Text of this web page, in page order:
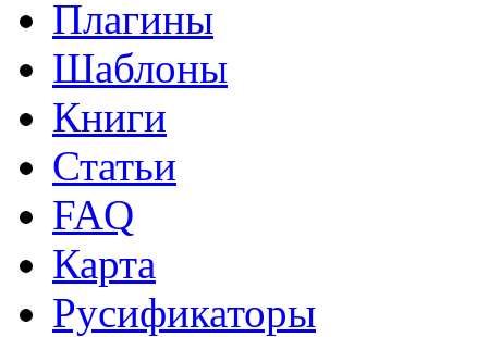
Плагины
Шаблоны
Книги
Статьи
FAQ
Карта
Русификаторы